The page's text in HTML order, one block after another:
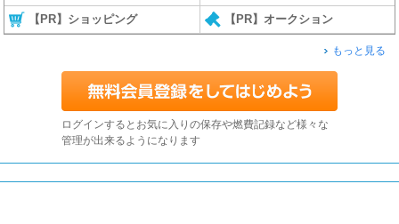
【PR】ショッピング 【PR】オークション
もっと見る
ログインするとお気に入りの保存や燃費記録など様々な
管理が出来るようになります